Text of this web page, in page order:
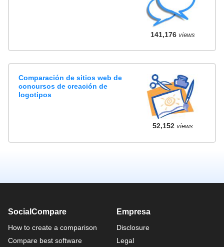
141,176views
Comparación de sitios web de
concursos de creación de
logotipos
52,152views
SocialCompare
How to create a comparison
Compare best software
Empresa
Disclosure
Legal